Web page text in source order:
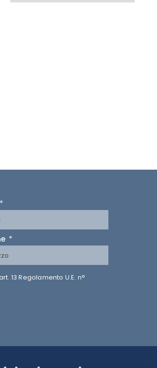
13 Regolamento U.E. n°